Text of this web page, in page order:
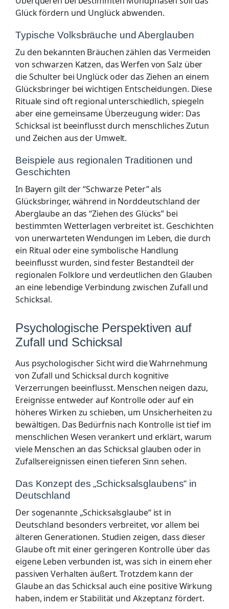
Glück fördern und Unglück abwenden.
Typische Volksbräuche und Aberglauben
Zu den bekannten Bräuchen zählen das Vermeiden
von schwarzen Katzen, das Werfen von Salz über
die Schulter bei Unglück oder das Ziehen an einem
Glücksbringer bei wichtigen Entscheidungen. Diese
Rituale sind oft regional unterschiedlich, spiegeln
aber eine gemeinsame Überzeugung wider: Das
Schicksal ist beeinflusst durch menschliches Zutun
und Zeichen aus der Umwelt.
Beispiele aus regionalen Traditionen und
Geschichten
In Bayern gilt der “Schwarze Peter” als
Glücksbringer, während in Norddeutschland der
Aberglaube an das “Ziehen des Glücks” bei
bestimmten Wetterlagen verbreitet ist. Geschichten
von unerwarteten Wendungen im Leben, die durch
ein Ritual oder eine symbolische Handlung
beeinflusst wurden, sind fester Bestandteil der
regionalen Folklore und verdeutlichen den Glauben
an eine lebendige Verbindung zwischen Zufall und
Schicksal.
Psychologische Perspektiven auf
Zufall und Schicksal
Aus psychologischer Sicht wird die Wahrnehmung
von Zufall und Schicksal durch kognitive
Verzerrungen beeinflusst. Menschen neigen dazu,
Ereignisse entweder auf Kontrolle oder auf ein
höheres Wirken zu schieben, um Unsicherheiten zu
bewältigen. Das Bedürfnis nach Kontrolle ist tief im
menschlichen Wesen verankert und erklärt, warum
viele Menschen an das Schicksal glauben oder in
Zufallsereignissen einen tieferen Sinn sehen.
Das Konzept des „Schicksalsglaubens“ in
Deutschland
Der sogenannte „Schicksalsglaube“ ist in
Deutschland besonders verbreitet, vor allem bei
älteren Generationen. Studien zeigen, dass dieser
Glaube oft mit einer geringeren Kontrolle über das
eigene Leben verbunden ist, was sich in einem eher
passiven Verhalten äußert. Trotzdem kann der
Glaube an das Schicksal auch eine positive Wirkung
haben, indem er Stabilität und Akzeptanz fördert.